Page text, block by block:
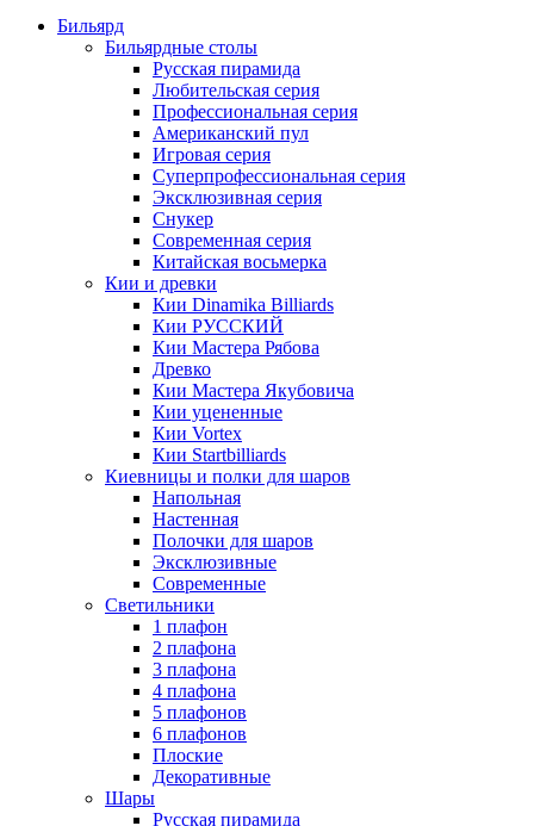
Бильярд
Бильярдные столы
Русская пирамида
Любительская серия
Профессиональная серия
Американский пул
Игровая серия
Суперпрофессиональная серия
Эксклюзивная серия
Снукер
Современная серия
Китайская восьмерка
Кии и древки
Кии Dinamika Billiards
Кии РУССКИЙ
Кии Мастера Рябова
Древко
Кии Мастера Якубовича
Кии уцененные
Кии Vortex
Кии Startbilliards
Киевницы и полки для шаров
Напольная
Настенная
Полочки для шаров
Эксклюзивные
Современные
Светильники
1 плафон
2 плафона
3 плафона
4 плафона
5 плафонов
6 плафонов
Плоские
Декоративные
Шары
Русская пирамида